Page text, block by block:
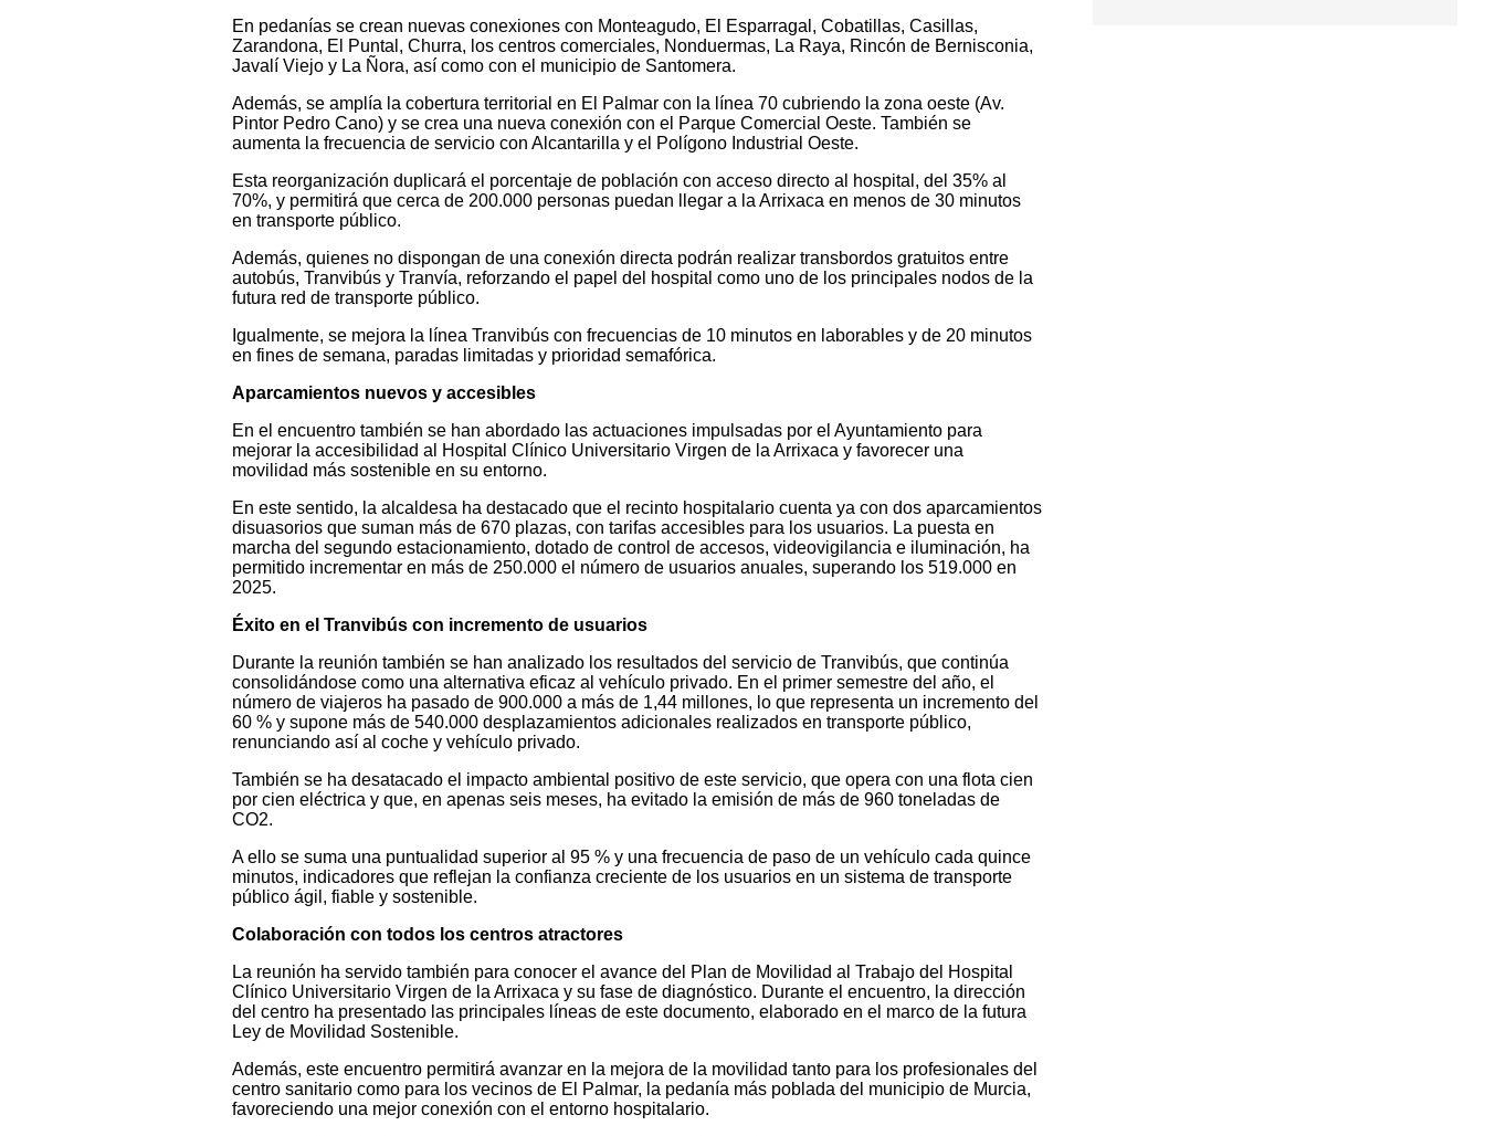
En pedanías se crean nuevas conexiones con Monteagudo, El Esparragal, Cobatillas, Casillas,
Zarandona, El Puntal, Churra, los centros comerciales, Nonduermas, La Raya, Rincón de Bernisconia,
Javalí Viejo y La Ñora, así como con el municipio de Santomera.
Además, se amplía la cobertura territorial en El Palmar con la línea 70 cubriendo la zona oeste (Av.
Pintor Pedro Cano) y se crea una nueva conexión con el Parque Comercial Oeste. También se
aumenta la frecuencia de servicio con Alcantarilla y el Polígono Industrial Oeste.
Esta reorganización duplicará el porcentaje de población con acceso directo al hospital, del 35% al
70%, y permitirá que cerca de 200.000 personas puedan llegar a la Arrixaca en menos de 30 minutos
en transporte público.
Además, quienes no dispongan de una conexión directa podrán realizar transbordos gratuitos entre
autobús, Tranvibús y Tranvía, reforzando el papel del hospital como uno de los principales nodos de la
futura red de transporte público.
Igualmente, se mejora la línea Tranvibús con frecuencias de 10 minutos en laborables y de 20 minutos
en fines de semana, paradas limitadas y prioridad semafórica.
Aparcamientos nuevos y accesibles
En el encuentro también se han abordado las actuaciones impulsadas por el Ayuntamiento para
mejorar la accesibilidad al Hospital Clínico Universitario Virgen de la Arrixaca y favorecer una
movilidad más sostenible en su entorno.
En este sentido, la alcaldesa ha destacado que el recinto hospitalario cuenta ya con dos aparcamientos
disuasorios que suman más de 670 plazas, con tarifas accesibles para los usuarios. La puesta en
marcha del segundo estacionamiento, dotado de control de accesos, videovigilancia e iluminación, ha
permitido incrementar en más de 250.000 el número de usuarios anuales, superando los 519.000 en
2025.
Éxito en el Tranvibús con incremento de usuarios
Durante la reunión también se han analizado los resultados del servicio de Tranvibús, que continúa
consolidándose como una alternativa eficaz al vehículo privado. En el primer semestre del año, el
número de viajeros ha pasado de 900.000 a más de 1,44 millones, lo que representa un incremento del
60 % y supone más de 540.000 desplazamientos adicionales realizados en transporte público,
renunciando así al coche y vehículo privado.
También se ha desatacado el impacto ambiental positivo de este servicio, que opera con una flota cien
por cien eléctrica y que, en apenas seis meses, ha evitado la emisión de más de 960 toneladas de
CO2.
A ello se suma una puntualidad superior al 95 % y una frecuencia de paso de un vehículo cada quince
minutos, indicadores que reflejan la confianza creciente de los usuarios en un sistema de transporte
público ágil, fiable y sostenible.
Colaboración con todos los centros atractores
La reunión ha servido también para conocer el avance del Plan de Movilidad al Trabajo del Hospital
Clínico Universitario Virgen de la Arrixaca y su fase de diagnóstico. Durante el encuentro, la dirección
del centro ha presentado las principales líneas de este documento, elaborado en el marco de la futura
Ley de Movilidad Sostenible.
Además, este encuentro permitirá avanzar en la mejora de la movilidad tanto para los profesionales del
centro sanitario como para los vecinos de El Palmar, la pedanía más poblada del municipio de Murcia,
favoreciendo una mejor conexión con el entorno hospitalario.